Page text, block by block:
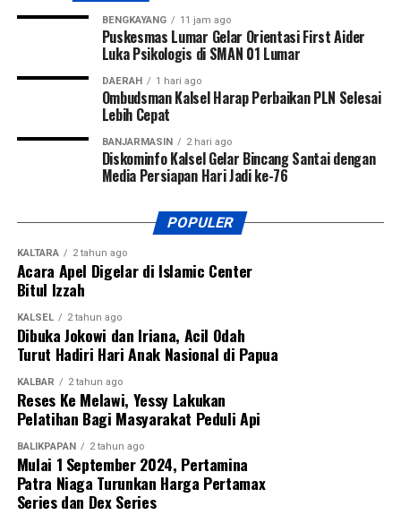
BENGKAYANG 11 jam ago
Puskesmas Lumar Gelar Orientasi First Aider
Luka Psikologis di SMAN 01 Lumar
DAERAH 1 hari ago
Ombudsman Kalsel Harap Perbaikan PLN Selesai
Lebih Cepat
BANJARMASIN 2 hari ago
Diskominfo Kalsel Gelar Bincang Santai dengan
Media Persiapan Hari Jadi ke-76
POPULER
KALTARA 2 tahun ago
Acara Apel Digelar di Islamic Center
Bitul Izzah
KALSEL 2 tahun ago
Dibuka Jokowi dan Iriana, Acil Odah
Turut Hadiri Hari Anak Nasional di Papua
KALBAR 2 tahun ago
Reses Ke Melawi, Yessy Lakukan
Pelatihan Bagi Masyarakat Peduli Api
BALIKPAPAN 2 tahun ago
Mulai 1 September 2024, Pertamina
Patra Niaga Turunkan Harga Pertamax
Series dan Dex Series